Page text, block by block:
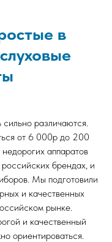
в
различаются.
от 6 000р до 200
аппаратов
брендах, и
Мы подготовили
и качественных
рынке.
и качественный
ориентироваться.